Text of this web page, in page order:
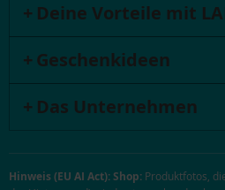
Deine Vorteile mit
Geschenkideen
Das Unternehmen
Hinweis (EU AI Act):Shop: Produktfotos,